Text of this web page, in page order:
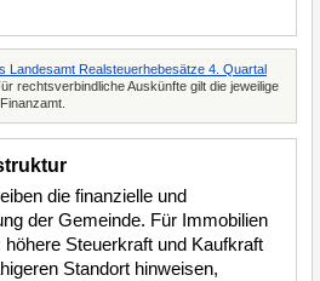
Landesamt Realsteuerhebesätze 4. Quartal
rechtsverbindliche Auskünfte gilt die jeweilige
die finanzielle und
der Gemeinde. Für Immobilien
Steuerkraft und Kaufkraft
Standort hinweisen,